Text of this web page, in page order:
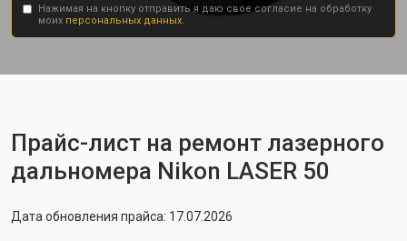
Нажимая на кнопку отправить я даю свое согласие на обработку
моих персональных данных.
Прайс-лист на ремонт лазерного
дальномера Nikon LASER 50
Дата обновления прайса: 17.07.2026